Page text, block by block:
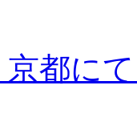
都に